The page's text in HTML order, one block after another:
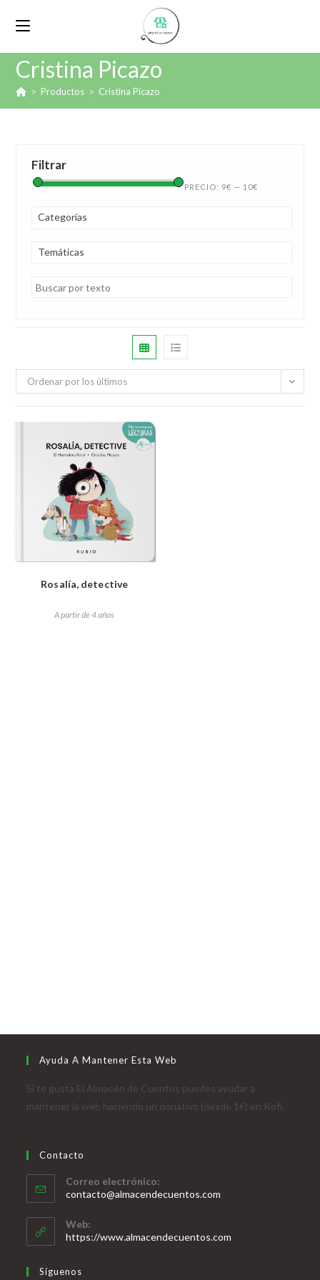
Cristina Picazo
> Productos > Cristina Picazo
Filtrar
PRECIO: 9€ — 10€
Categorías
Temáticas
Ordenar por los últimos
Rosalía, detective
A partir de 4 años
Ayuda A Mantener Esta Web
Si te gusta El Almacén de Cuentos puedes ayudar a
mantener la web haciendo un donativo (desde 1€) en Kofi.
Contacto
Correo electrónico:
contacto@almacendecuentos.com
Web:
https://www.almacendecuentos.com
Síguenos